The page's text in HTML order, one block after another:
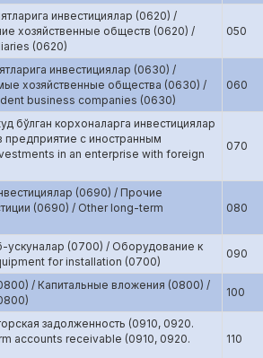
инвестициялар (0620) /
хозяйственные обществ (0620) /
(0620)
050
инвестициялар (0630) /
хозяйственные общества (0630) /
business companies (0630)
060
бўлган корхоналарга инвестициялар
предприятие с иностранным
in an enterprise with foreign
070
(0690) / Прочие
(0690) / Other long-term
080
ускуналар (0700) / Оборудование к
for installation (0700)
090
/ Капитальные вложения (0800) /
100
задолженность (0910, 0920.
accounts receivable (0910, 0920.
110